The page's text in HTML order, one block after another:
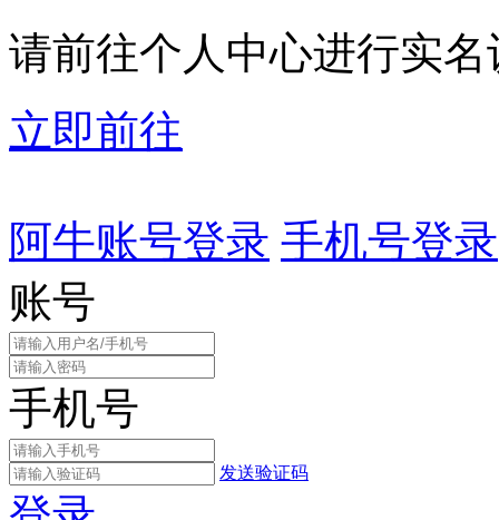
请前往个人中心进行实名
立即前往
阿牛账号登录 手机号登录
账号
手机号
发送验证码